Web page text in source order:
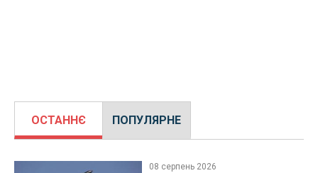
ОСТАННЄ ПОПУЛЯРНЕ
08 серпень 2026